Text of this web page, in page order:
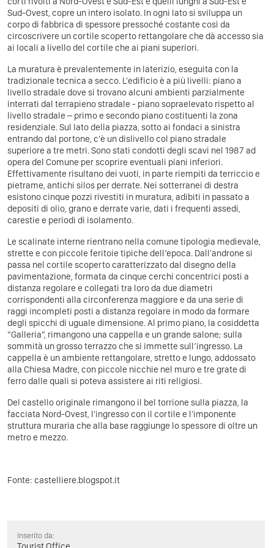
Sud-Ovest, copre un intero isolato. In ogni lato si sviluppa un
corpo di fabbrica di spessore pressoché costante così da
circoscrivere un cortile scoperto rettangolare che dà accesso sia
ai locali a livello del cortile che ai piani superiori.
La muratura è prevalentemente in laterizio, eseguita con la
tradizionale tecnica a secco. L'edificio è a più livelli: piano a
livello stradale dove si trovano alcuni ambienti parzialmente
interrati dal terrapieno stradale - piano sopraelevato rispetto al
livello stradale – primo e secondo piano costituenti la zona
residenziale. Sul lato della piazza, sotto ai fondaci a sinistra
entrando dal portone, c'è un dislivello col piano stradale
superiore a tre metri. Sono stati condotti degli scavi nel 1987 ad
opera del Comune per scoprire eventuali piani inferiori.
Effettivamente risultano dei vuoti, in parte riempiti da terriccio e
pietrame, antichi silos per derrate. Nei sotterranei di destra
esistono cinque pozzi rivestiti in muratura, adibiti in passato a
depositi di olio, grano e derrate varie, dati i frequenti assedi,
carestie e periodi di isolamento.
Le scalinate interne rientrano nella comune tipologia medievale,
strette e con piccole feritoie tipiche dell’epoca. Dall'androne si
passa nel cortile scoperto caratterizzato dal disegno della
pavimentazione, formata da cinque cerchi concentrici posti a
distanza regolare e collegati tra loro da due diametri
corrispondenti alla circonferenza maggiore e da una serie di
raggi incompleti posti a distanza regolare in modo da formare
degli spicchi di uguale dimensione. Al primo piano, la cosiddetta
“Galleria”, rimangono una cappella e un grande salone; sulla
sommità un grosso terrazzo che si immette sull’ingresso. La
cappella è un ambiente rettangolare, stretto e lungo, addossato
alla Chiesa Madre, con piccole nicchie nel muro e tre grate di
ferro dalle quali si poteva assistere ai riti religiosi.
Del castello originale rimangono il bel torrione sulla piazza, la
facciata Nord-Ovest, l'ingresso con il cortile e l'imponente
struttura muraria che alla base raggiunge lo spessore di oltre un
metro e mezzo.
Fonte: castelliere.blogspot.it
Inserito da: